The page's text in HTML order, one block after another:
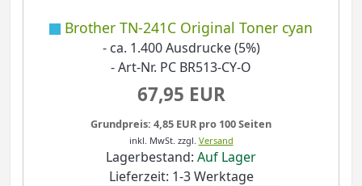
Brother TN-241C Original Toner cyan
- ca. 1.400 Ausdrucke (5%)
- Art-Nr. PC BR513-CY-O
67,95 EUR
Grundpreis: 4,85 EUR pro 100 Seiten
inkl. MwSt. zzgl. Versand
Lagerbestand: Auf Lager
Lieferzeit: 1-3 Werktage